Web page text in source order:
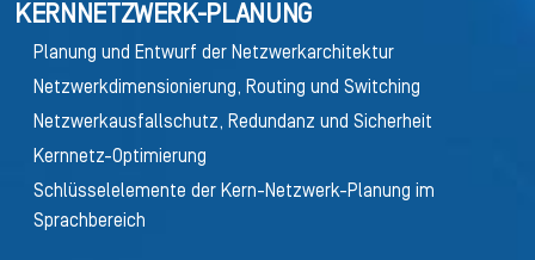
KERNNETZWERK-PLANUNG
Planung und Entwurf der Netzwerkarchitektur
Netzwerkdimensionierung, Routing und Switching
Netzwerkausfallschutz, Redundanz und Sicherheit
Kernnetz-Optimierung
Schlüsselelemente der Kern-Netzwerk-Planung im
Sprachbereich